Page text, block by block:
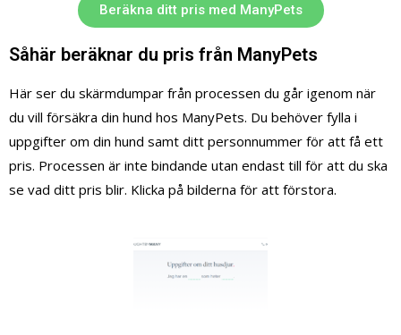
Beräkna ditt pris med ManyPets
Såhär beräknar du pris från ManyPets
Här ser du skärmdumpar från processen du går igenom när
du vill försäkra din hund hos ManyPets. Du behöver fylla i
uppgifter om din hund samt ditt personnummer för att få ett
pris. Processen är inte bindande utan endast till för att du ska
se vad ditt pris blir. Klicka på bilderna för att förstora.